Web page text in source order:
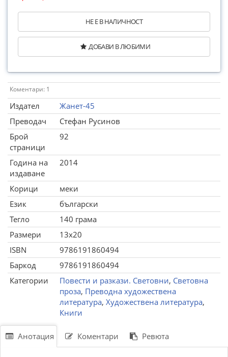
НЕ Е В НАЛИЧНОСТ
ДОБАВИ В ЛЮБИМИ
Коментари: 1
Издател
Жанет-45
Преводач
Стефан Русинов
Брой
страници
92
Година на
издаване
2014
Корици
меки
Език
български
Тегло
140 грама
Размери
13x20
ISBN
9786191860494
Баркод
9786191860494
Категории
Повести и разкази. Световни, Световна
проза, Преводна художествена
литература, Художествена литература,
Книги
Анотация Коментари Ревюта